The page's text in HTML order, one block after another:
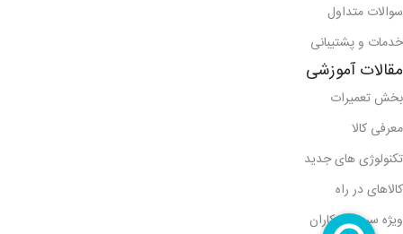
سوالات متداول
خدمات و پشتیبانی
مقالات آموزشی
بخش تعمیرات
معرفی کالا
تکنولوژی های جدید
کالاهای در راه
ویژه سرویس کاران